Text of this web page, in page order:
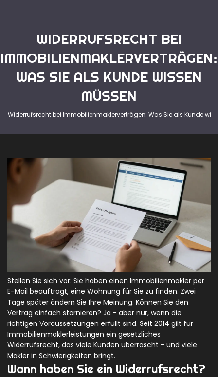
WIDERRUFSRECHT BEI
IMMOBILIENMAKLERVERTRÄGEN:
WAS SIE ALS KUNDE WISSEN
MÜSSEN
Widerrufsrecht bei Immobilienmaklerverträgen: Was Sie als Kunde
Stellen Sie sich vor: Sie haben einen Immobilienmakler per
E-Mail beauftragt, eine Wohnung für Sie zu finden. Zwei
Tage später ändern Sie Ihre Meinung. Können Sie den
Vertrag einfach stornieren? Ja - aber nur, wenn die
richtigen Voraussetzungen erfüllt sind. Seit 2014 gilt für
Immobilienmaklerleistungen ein gesetzliches
Widerrufsrecht, das viele Kunden überrascht - und viele
Makler in Schwierigkeiten bringt.
Wann haben Sie ein Widerrufsrecht?